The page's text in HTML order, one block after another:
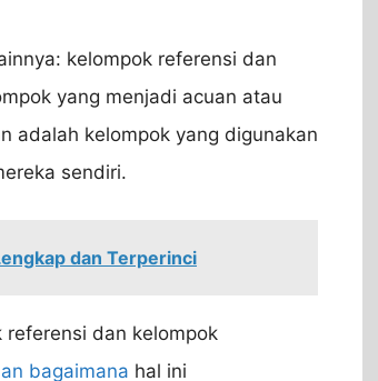
kelompok referensi dan
yang menjadi acuan atau
adalah kelompok yang digunakan
sendiri.
dan Terperinci
referensi dan kelompok
bagaimana hal ini